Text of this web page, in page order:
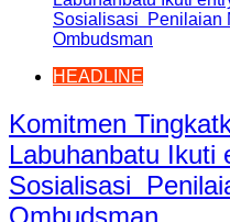
HEADLINE
Komitmen
Labuhanbatu Ikuti
Sosialisasi
Ombudsman